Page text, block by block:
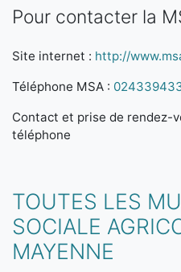
Pour contacter la
Site internet : http://
Téléphone MSA :
Contact et prise de rendez-
téléphone
TOUTES LES
SOCIALE
MAYENNE